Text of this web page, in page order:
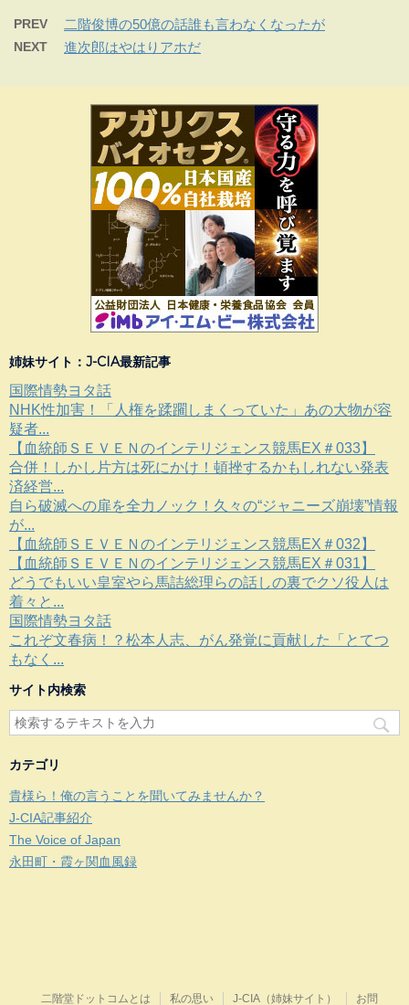
PREV 二階俊博の50億の話誰も言わなくなったが
NEXT 進次郎はやはりアホだ
姉妹サイト：J-CIA最新記事
国際情勢ヨタ話
NHK性加害！「人権を蹂躙しまくっていた」あの大物が容
疑者...
【血統師ＳＥＶＥＮのインテリジェンス競馬EX＃033】
合併！しかし片方は死にかけ！頓挫するかもしれない発表
済経営...
自ら破滅への扉を全力ノック！久々の“ジャニーズ崩壊”情報
が...
【血統師ＳＥＶＥＮのインテリジェンス競馬EX＃032】
【血統師ＳＥＶＥＮのインテリジェンス競馬EX＃031】
どうでもいい皇室やら馬詰総理らの話しの裏でクソ役人は
着々と...
国際情勢ヨタ話
これぞ文春病！？松本人志、がん発覚に貢献した「とてつ
もなく...
サイト内検索
カテゴリ
貴様ら！俺の言うことを聞いてみませんか？
J-CIA記事紹介
The Voice of Japan
永田町・霞ヶ関血風録
二階堂ドットコムとは 私の思い J-CIA（姉妹サイト） お問